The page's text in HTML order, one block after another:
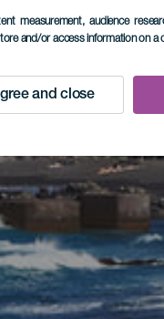
measurement, audience
and/or access information on a
and close